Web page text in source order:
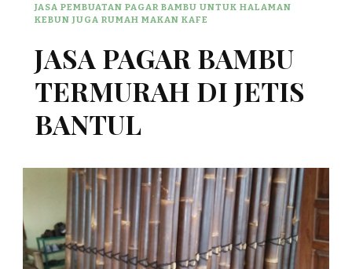
JASA PEMBUATAN PAGAR BAMBU UNTUK HALAMAN
KEBUN JUGA RUMAH MAKAN KAFE
JASA PAGAR BAMBU
TERMURAH DI JETIS
BANTUL